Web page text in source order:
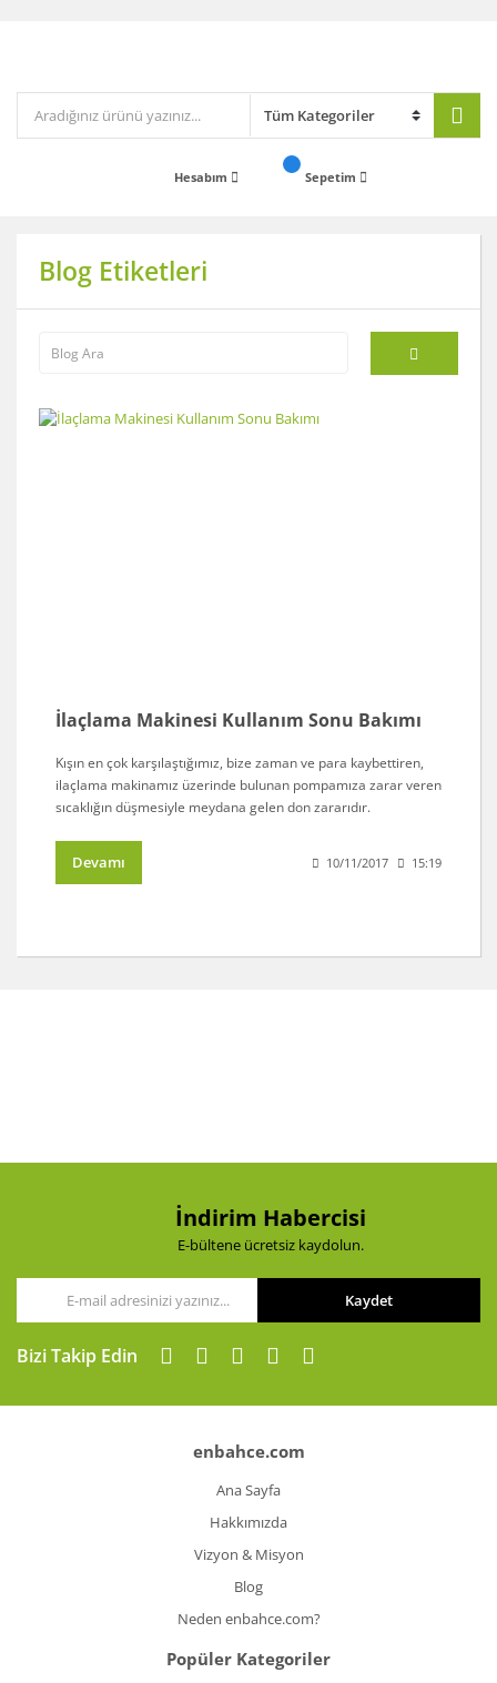
Hesabım Sepetim
Blog Etiketleri
İlaçlama Makinesi Kullanım Sonu Bakımı
Kışın en çok karşılaştığımız, bize zaman ve para kaybettiren,
ilaçlama makinamız üzerinde bulunan pompamıza zarar veren
sıcaklığın düşmesiyle meydana gelen don zararıdır.
Devamı 10/11/2017 15:19
İndirim Habercisi
E-bültene ücretsiz kaydolun.
Kaydet
Bizi Takip Edin
enbahce.com
Ana Sayfa
Hakkımızda
Vizyon & Misyon
Blog
Neden enbahce.com?
Popüler Kategoriler